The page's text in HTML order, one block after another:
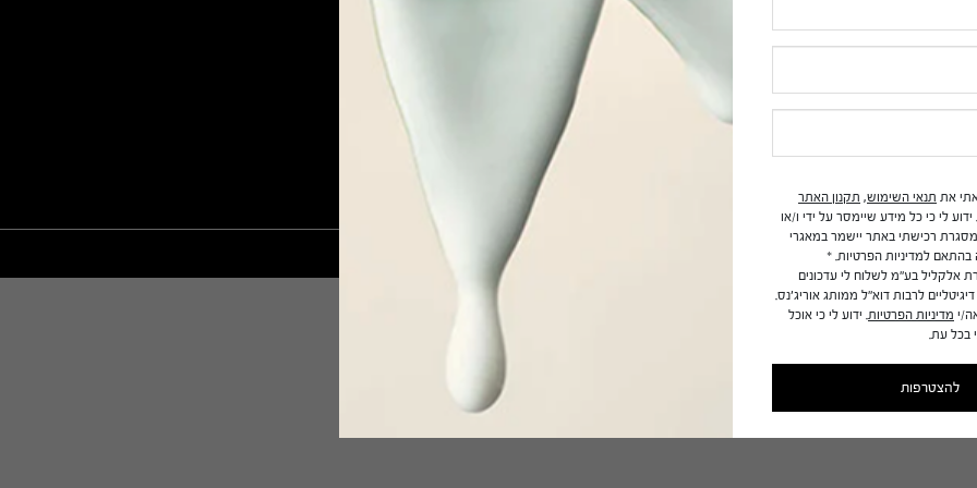
נגישות
את תנאי השימוש, תקנון האתר
. ידוע לי כי כל מידע שיימסר על ידי ו/או
רכישתי באתר יישמר במאגרי
למדיניות הפרטיות. *
אלקליל בע"מ לשלוח לי עדכונים
לרבות דוא"ל ממותג אוריג'נס.
י מדיניות הפרטיות. ידוע לי כי אוכל
בכל עת.
להצטרפות